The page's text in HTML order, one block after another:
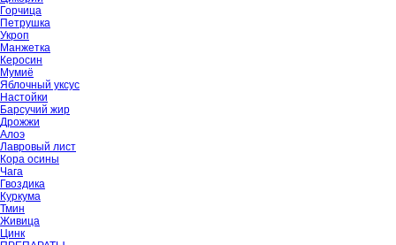
Горчица
Петрушка
Укроп
Манжетка
Керосин
Мумиё
Яблочный уксус
Настойки
Барсучий жир
Дрожжи
Алоэ
Лавровый лист
Кора осины
Чага
Гвоздика
Куркума
Тмин
Живица
Цинк